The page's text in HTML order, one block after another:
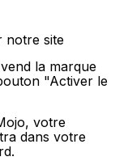
notre site
la marque
"Activer le
votre
dans votre